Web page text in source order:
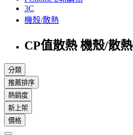
3C
機殼/散熱
CP值散熱 機殼/散熱
分類
推薦排序
熱銷度
新上架
價格